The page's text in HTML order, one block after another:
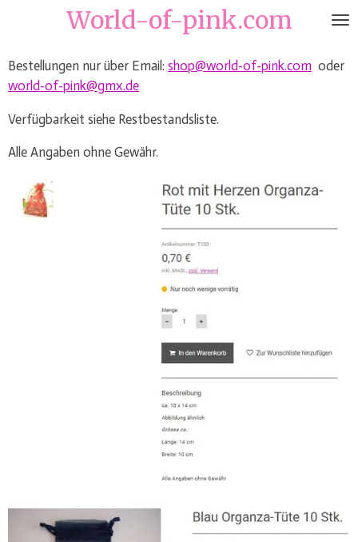
springen
World-of-pink.com
Bestellungen nur über Email: shop@world-of-pink.com oder
world-of-pink@gmx.de
Verfügbarkeit siehe Restbestandsliste.
Alle Angaben ohne Gewähr.